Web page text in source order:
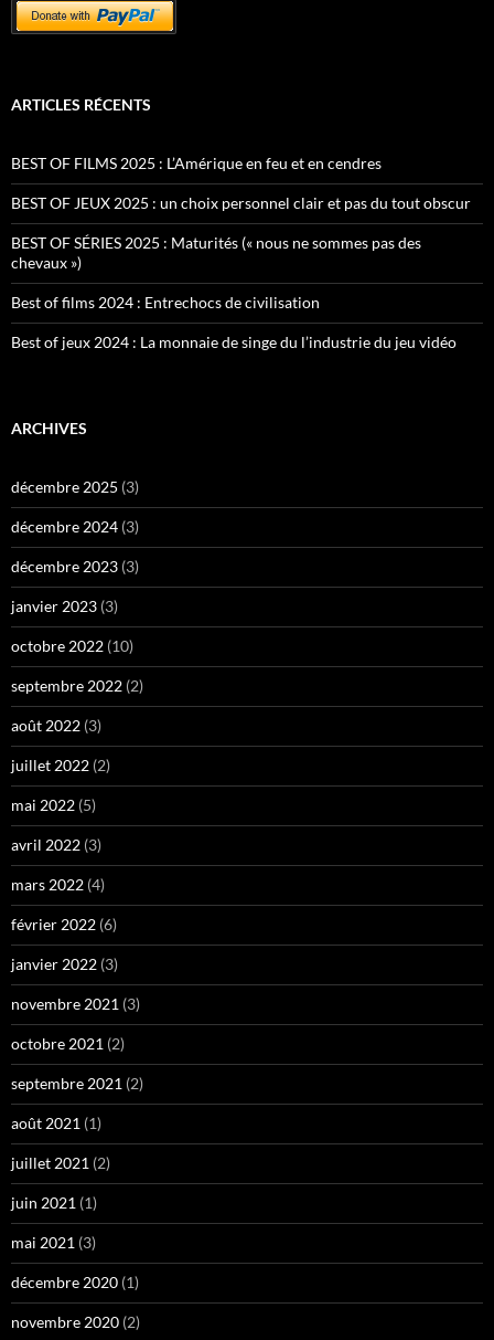
ARTICLES RÉCENTS
BEST OF FILMS 2025 : L’Amérique en feu et en cendres
BEST OF JEUX 2025 : un choix personnel clair et pas du tout obscur
BEST OF SÉRIES 2025 : Maturités (« nous ne sommes pas des
chevaux »)
Best of films 2024 : Entrechocs de civilisation
Best of jeux 2024 : La monnaie de singe du l’industrie du jeu vidéo
ARCHIVES
décembre 2025 (3)
décembre 2024 (3)
décembre 2023 (3)
janvier 2023 (3)
octobre 2022 (10)
septembre 2022 (2)
août 2022 (3)
juillet 2022 (2)
mai 2022 (5)
avril 2022 (3)
mars 2022 (4)
février 2022 (6)
janvier 2022 (3)
novembre 2021 (3)
octobre 2021 (2)
septembre 2021 (2)
août 2021 (1)
juillet 2021 (2)
juin 2021 (1)
mai 2021 (3)
décembre 2020 (1)
novembre 2020 (2)